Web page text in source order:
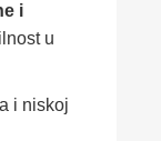
i
u
i niskoj